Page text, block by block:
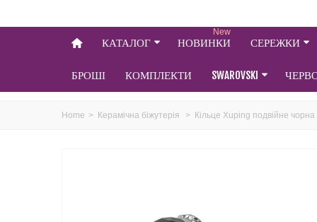
КАТАЛОГ НОВИНКИ
New
СЕРЕЖКИ
БРОШІ КОМПЛЕКТИ SWAROVSKI
Home > Керамічна біжутерія > Кільце Xuping подвійне